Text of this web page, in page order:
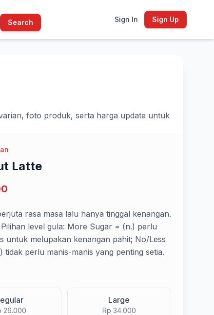
Search Sign In Sign Up
foto produk, serta harga update untuk
Latte
rasa masa lalu hanya tinggal kenangan.
level gula: More Sugar = (n.) perlu
untuk melupakan kenangan pahit; No/Less
tidak perlu manis-manis yang penting setia.
26.000
Large
Rp 34.000